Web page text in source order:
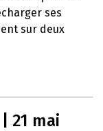
ses
sur deux
21 mai